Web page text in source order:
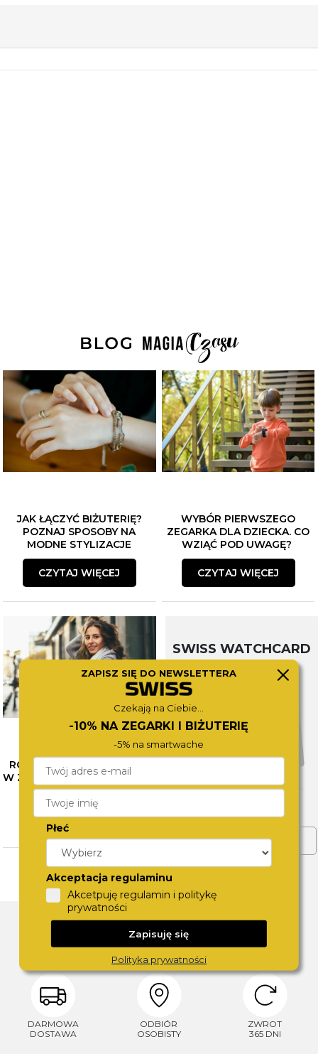
JAK ŁĄCZYĆ BIŻUTERIĘ?
POZNAJ SPOSOBY NA
MODNE STYLIZACJE
CZYTAJ WIĘCEJ
WYBÓR PIERWSZEGO
ZEGARKA DLA DZIECKA. CO
WZIĄĆ POD UWAGĘ?
CZYTAJ WIĘCEJ
RÓŻNE OBLICZA SZAROŚCI
W ZEGARKACH CALVIN KLEIN
– SPRAWDŹ NASZE
PROPOZYCJE
CZYTAJ WIĘCEJ
SWISS WATCHCARD
ZOBACZ WIĘCEJ
DLACZEGO SWISS?
DARMOWA
DOSTAWA
ODBIÓR
OSOBISTY
ZWROT
365 DNI
ZAPISZ SIĘ DO NEWSLETTERA
Czekają na Ciebie...
-10% NA ZEGARKI I BIŻUTERIĘ
-5% na smartwache
Płeć
Akceptacja regulaminu
Akcetpuję regulamin i politykę
prywatności
Zapisuję się
Polityka prywatności